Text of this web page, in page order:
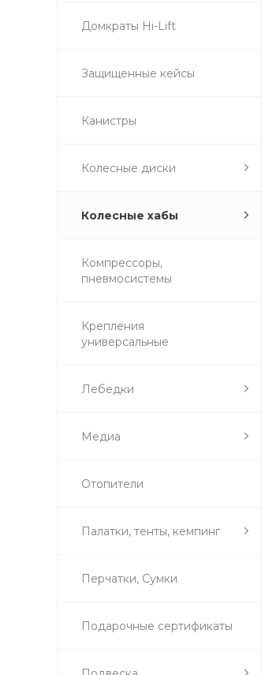
Домкраты Hi-Lift
Защищенные кейсы
Канистры
Колесные диски
Колесные хабы
Компрессоры,
пневмосистемы
Крепления
универсальные
Лебедки
Медиа
Отопители
Палатки, тенты, кемпинг
Перчатки, Сумки
Подарочные сертификаты